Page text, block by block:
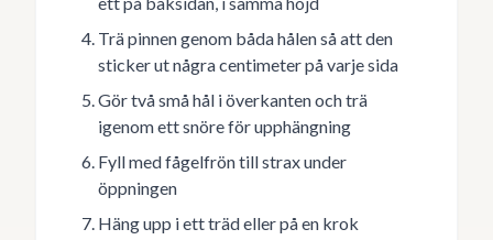
Trä pinnen genom båda hålen så att den
sticker ut några centimeter på varje sida
Gör två små hål i överkanten och trä
igenom ett snöre för upphängning
Fyll med fågelfrön till strax under
öppningen
Häng upp i ett träd eller på en krok